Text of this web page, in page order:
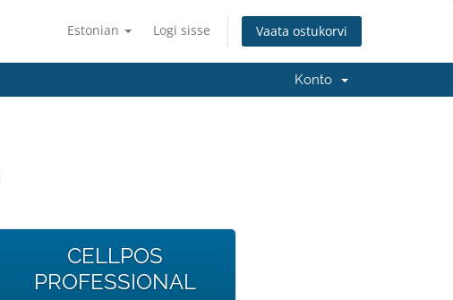
Estonian Logi sisse Vaata ostukorvi
Konto
CELLPOS
PROFESSIONAL